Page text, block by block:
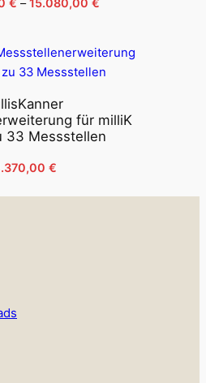
15.080,00 €
für milliK
33 Messstellen
€